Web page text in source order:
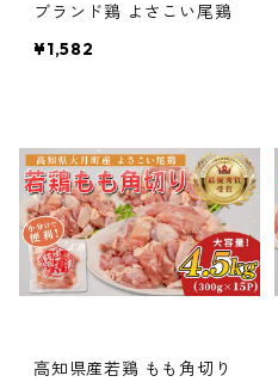
ブランド鶏 よさこい尾鶏
¥1,582
高知県産若鶏 もも角切り